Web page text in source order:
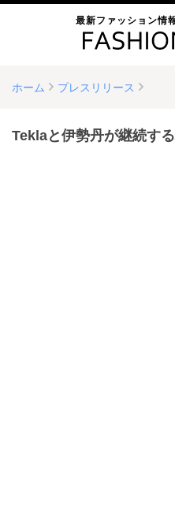
最新ファッション情
ホーム プレスリリース
Teklaと伊勢丹が継続す